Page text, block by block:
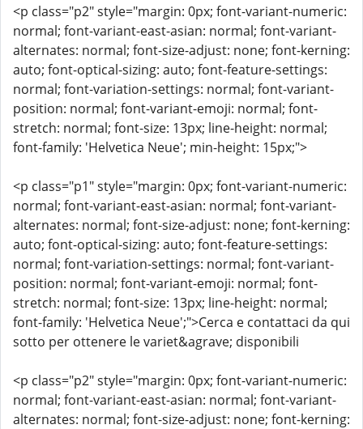
<p class="p2" style="margin: 0px; font-variant-numeric:
normal; font-variant-east-asian: normal; font-variant-
alternates: normal; font-size-adjust: none; font-kerning:
auto; font-optical-sizing: auto; font-feature-settings:
normal; font-variation-settings: normal; font-variant-
position: normal; font-variant-emoji: normal; font-
stretch: normal; font-size: 13px; line-height: normal;
font-family: 'Helvetica Neue'; min-height: 15px;">
<p class="p1" style="margin: 0px; font-variant-numeric:
normal; font-variant-east-asian: normal; font-variant-
alternates: normal; font-size-adjust: none; font-kerning:
auto; font-optical-sizing: auto; font-feature-settings:
normal; font-variation-settings: normal; font-variant-
position: normal; font-variant-emoji: normal; font-
stretch: normal; font-size: 13px; line-height: normal;
font-family: 'Helvetica Neue';">Cerca e contattaci da qui
sotto per ottenere le variet&agrave; disponibili
<p class="p2" style="margin: 0px; font-variant-numeric:
normal; font-variant-east-asian: normal; font-variant-
alternates: normal; font-size-adjust: none; font-kerning: